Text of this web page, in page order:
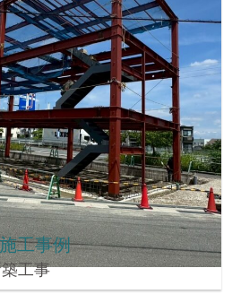
施工事例
築工事